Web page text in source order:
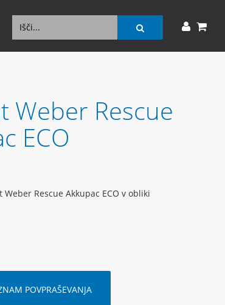
Weber Rescue
ECO
Rescue Akkupac ECO v obliki
POVPRAŠEVANJA